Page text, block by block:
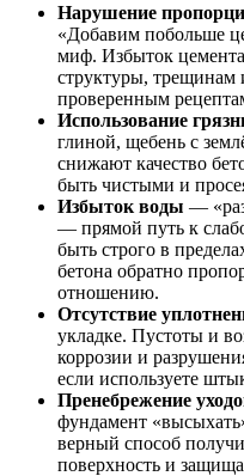
Нарушение
«Добавим побольше
миф. Избыток
структуры, трещинам
проверенным
Использование
глиной, щебень с
снижают качество
быть чистыми и
Избыток воды —
— прямой путь к
быть строго в
бетона обратно
отношению.
Отсутствие
укладке. Пустоты и
коррозии и
если используете
Пренебрежение
фундамент
верный способ
поверхность и